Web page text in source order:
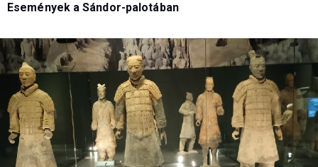
Események a Sándor-palotában